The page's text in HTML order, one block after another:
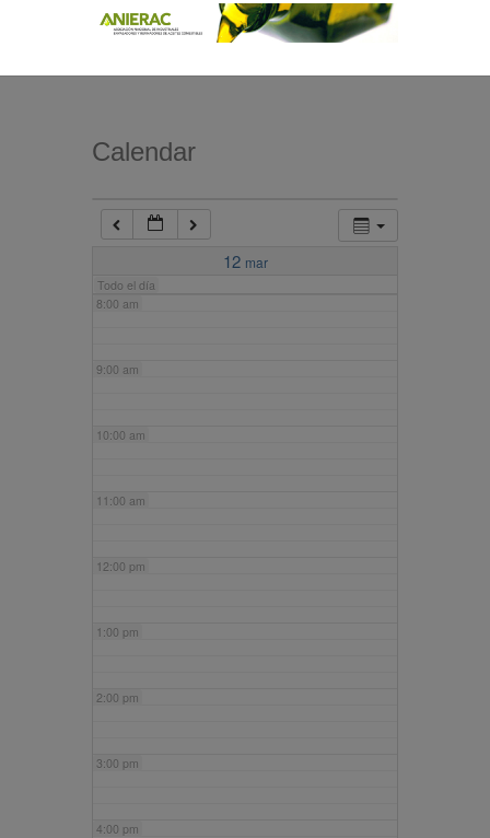
Calendar
12 mar
Todo el día
7:00 am
8:00 am
9:00 am
10:00 am
11:00 am
12:00 pm
1:00 pm
2:00 pm
3:00 pm
4:00 pm